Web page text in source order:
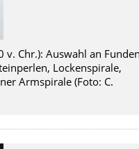
Chr.): Auswahl an
Lockenspirale,
Armspirale (Foto: C.